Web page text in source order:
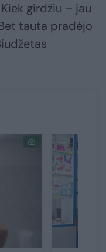
girdžiu – jau
tauta pradėjo